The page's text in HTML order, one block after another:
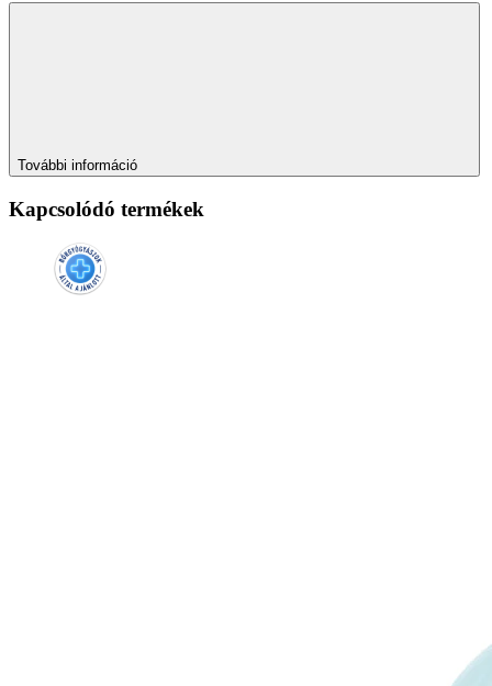
További információ
Kapcsolódó termékek